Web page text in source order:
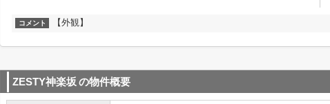
コメント 【外観】
ZESTY神楽坂 の物件概要